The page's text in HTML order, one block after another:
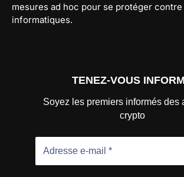
mesures ad hoc pour se protéger
informatiques.
TENEZ-VOUS
Soyez les premiers informés des
crypto